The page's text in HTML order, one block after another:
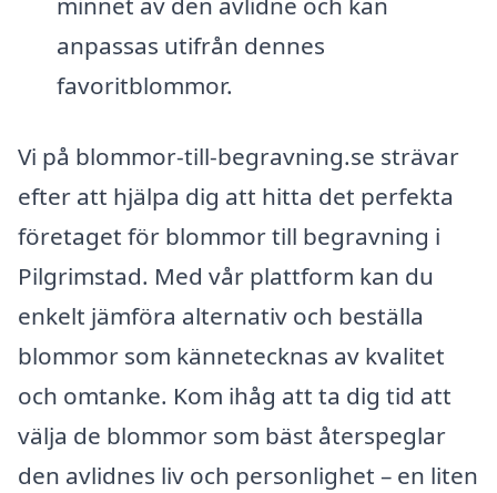
anpassas utifrån dennes
favoritblommor.
Vi på blommor-till-begravning.se strävar
efter att hjälpa dig att hitta det perfekta
företaget för blommor till begravning i
Pilgrimstad. Med vår plattform kan du
enkelt jämföra alternativ och beställa
blommor som kännetecknas av kvalitet
och omtanke. Kom ihåg att ta dig tid att
välja de blommor som bäst återspeglar
den avlidnes liv och personlighet – en liten